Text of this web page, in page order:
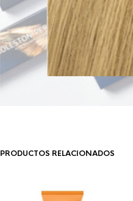
PRODUCTOS RELACIONADOS